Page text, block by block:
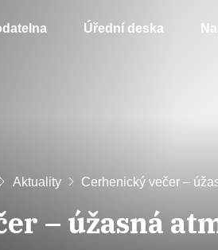
Úřední deska
Aktuality Cerhenický večer –
– úžasná